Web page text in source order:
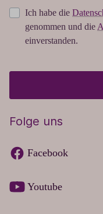
Ich habe die
genommen und die
einverstanden.
Folge uns
Facebook
Youtube